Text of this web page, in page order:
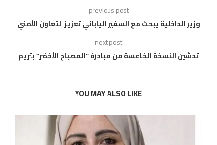
previous post
وزير الداخلية يبحث مع السفير الياباني تعزيز التعاون الأمني
next post
تدشين النسخة الخامسة من مبادرة “المصباح الأخضر” بتريم
YOU MAY ALSO LIKE